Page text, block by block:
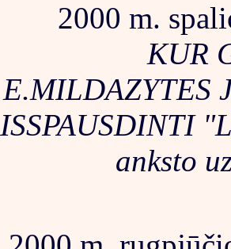
2000 m.
KUR
E.MILDAZYTES
ISSPAUSDINTI
anksto